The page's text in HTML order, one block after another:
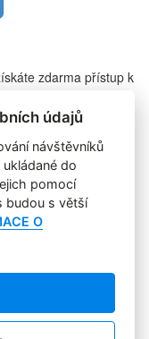
zdarma přístup k
Plné znění licenčních
obsahu je bez
údajů
návštěvníků
do
pomocí
budou s větší
O